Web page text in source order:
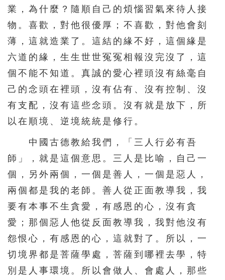
391 392 393 394 395
396 397 398 399 400
401 402 403 404 405
406 408 409 410
416 417 418 419 420
421 422 423
426 427 428 429 430
431 432 433 434 435
436 437 438 439 440
441 442 443 444 445
451 452 453 454
456 457 458 459 460
461 462 463 464 465
業，為什麼？隨順自己的煩惱習氣來待人接
物。喜歡，對他很優厚；不喜歡，對他會刻
薄，這就造業了。這結的緣不好，這個緣是
六道的緣，生生世世冤冤相報沒完沒了，這
個不能不知道。真誠的愛心裡頭沒有絲毫自
己的念頭在裡頭，沒有佔有、沒有控制、沒
有支配，沒有這些念頭。沒有就是放下，所
以在順境、逆境統統是修行。
中國古德教給我們，「三人行必有吾
師」，就是這個意思。三人是比喻，自己一
個，另外兩個，一個是善人，一個是惡人，
兩個都是我的老師。善人從正面教導我，我
要有本事不生貪愛，有感恩的心，沒有貪
愛；那個惡人他從反面教導我，我對他沒有
怨恨心，有感恩的心，這就對了。所以，一
切境界都是菩薩學處，菩薩到哪裡去學，特
別是人事環境。所以會做人、會處人，那些